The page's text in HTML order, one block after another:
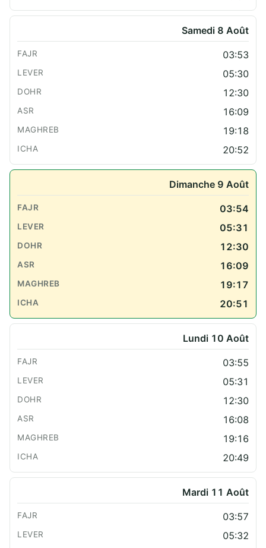
Samedi 8 Août
03:53
05:30
12:30
16:09
19:18
20:52
Dimanche 9 Août
03:54
05:31
12:30
16:09
19:17
20:51
Lundi 10 Août
03:55
05:31
12:30
16:08
19:16
20:49
Mardi 11 Août
03:57
05:32